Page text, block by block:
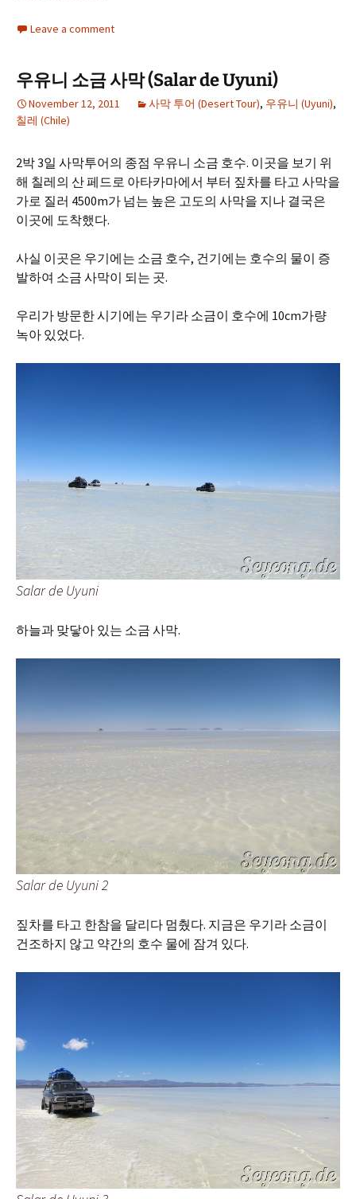
Leave a comment
우유니 소금 사막 (Salar de Uyuni)
November 12, 2011 사막 투어 (Desert Tour), 우유니 (Uyuni),
칠레 (Chile)
2박 3일 사막투어의 종점 우유니 소금 호수. 이곳을 보기 위
해 칠레의 산 페드로 아타카마에서 부터 짚차를 타고 사막을
가로 질러 4500m가 넘는 높은 고도의 사막을 지나 결국은
이곳에 도착했다.
사실 이곳은 우기에는 소금 호수, 건기에는 호수의 물이 증
발하여 소금 사막이 되는 곳.
우리가 방문한 시기에는 우기라 소금이 호수에 10cm가량
녹아 있었다.
Salar de Uyuni
하늘과 맞닿아 있는 소금 사막.
Salar de Uyuni 2
짚차를 타고 한참을 달리다 멈췄다. 지금은 우기라 소금이
건조하지 않고 약간의 호수 물에 잠겨 있다.